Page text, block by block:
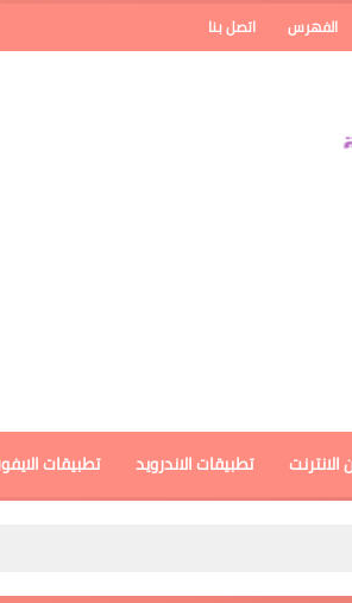
الفهرس اتصل بنا
الانترنت تطبيقات الاندرويد تطبيقات